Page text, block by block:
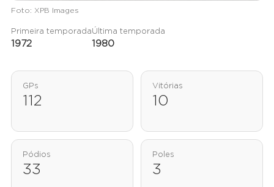
Foto: XPB Images
Primeira temporada
1972
Última temporada
1980
GPs
112
Vitórias
10
Pódios
33
Poles
3